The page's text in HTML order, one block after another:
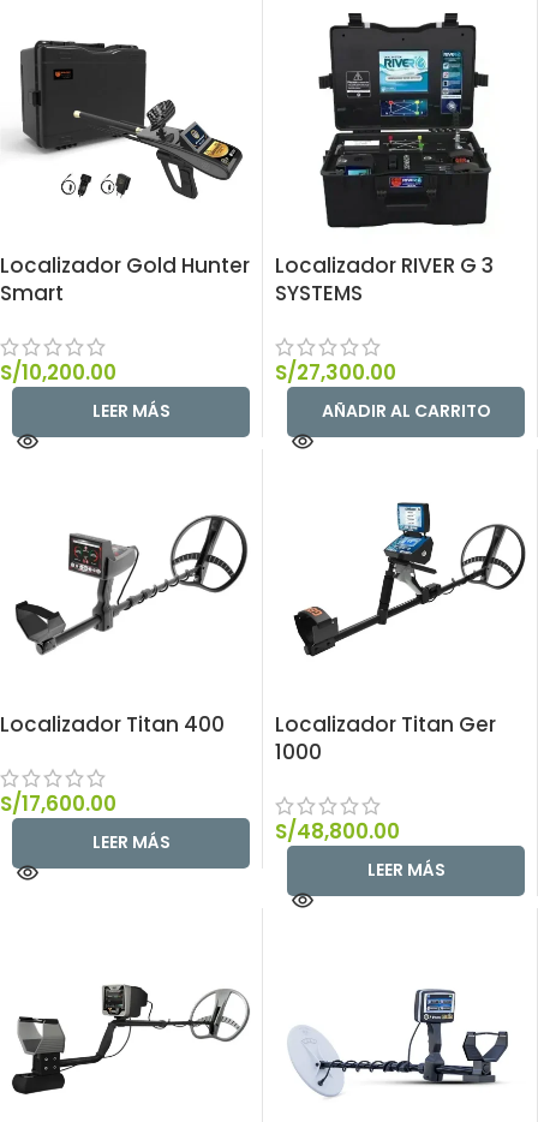
Localizador Gold Hunter
Smart
S/10,200.00
LEER MÁS
Localizador RIVER G 3
SYSTEMS
S/27,300.00
AÑADIR AL CARRITO
Localizador Titan 400
S/17,600.00
LEER MÁS
Localizador Titan Ger
1000
S/48,800.00
LEER MÁS